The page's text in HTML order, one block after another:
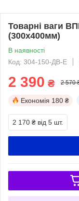
Товарні ваги
(300х400мм)
В наявності
Код: 304-150-ДВ-Е
2 390 ₴ 2 570
Економія 180 ₴
2 170 ₴ від 5 шт.